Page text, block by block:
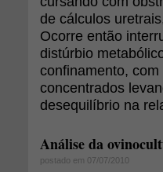
de cálculos
Ocorre então
distúrbio
confinamento,
concentrados
desequilíbrio na
Análise da
postado em 07/07/2010